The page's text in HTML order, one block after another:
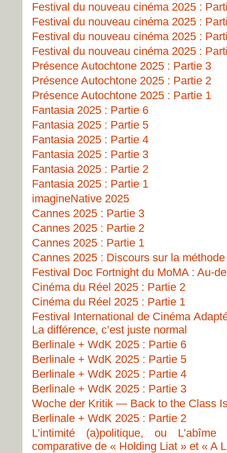
Festival du nouveau cinéma 2025 :
Festival du nouveau cinéma 2025 :
Festival du nouveau cinéma 2025 :
Festival du nouveau cinéma 2025 :
Présence Autochtone 2025 : Partie 3
Présence Autochtone 2025 : Partie 2
Présence Autochtone 2025 : Partie 1
Fantasia 2025 : Partie 6
Fantasia 2025 : Partie 5
Fantasia 2025 : Partie 4
Fantasia 2025 : Partie 3
Fantasia 2025 : Partie 2
Fantasia 2025 : Partie 1
imagineNative 2025
Cannes 2025 : Partie 3
Cannes 2025 : Partie 2
Cannes 2025 : Partie 1
Cannes 2025 : Discours sur la méthode
Festival Doc Fortnight du MoMA : Au-
Cinéma du Réel 2025 : Partie 2
Cinéma du Réel 2025 : Partie 1
Festival International de Cinéma
La différence, c’est juste normal
Berlinale + WdK 2025 : Partie 6
Berlinale + WdK 2025 : Partie 5
Berlinale + WdK 2025 : Partie 4
Berlinale + WdK 2025 : Partie 3
Woche der Kritik — Back to the Class
Berlinale + WdK 2025 : Partie 2
L’intimité (a)politique, ou
comparative de « Holding Liat » et « A